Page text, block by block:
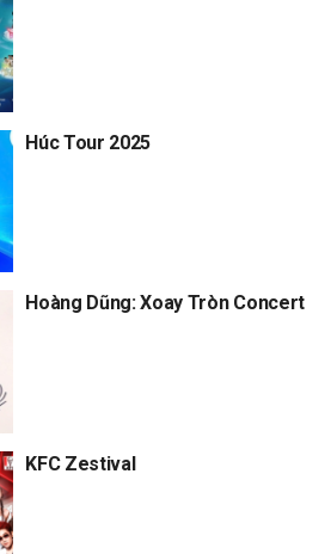
Húc Tour 2025
Hoàng Dũng: Xoay Tròn Concert
KFC Zestival